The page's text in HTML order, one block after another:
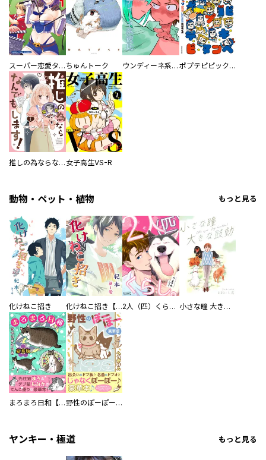
スーパー恋愛タイム！～現場でドＳな彼女は自宅でデレる～ ちゅんトーク ウンディーネ系彼氏 ポプテピピック SEASON EIGHT
推しの為ならなんでもします！ 女子高生VS-R
動物・ペット・植物 もっと見る
化けねこ招き 化けねこ招き【描きおろし付合冊版】 2人（匹）くらし。 小さな瞳 大きな鼓動
まろまろ日和【豪華版】 野性のぽーぽー【豪華版】
ヤンキー・極道 もっと見る